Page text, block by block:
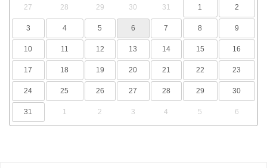
27 28 29 30 31 1 2
3 4 5 6 7 8 9
10 11 12 13 14 15 16
17 18 19 20 21 22 23
24 25 26 27 28 29 30
31 1 2 3 4 5 6